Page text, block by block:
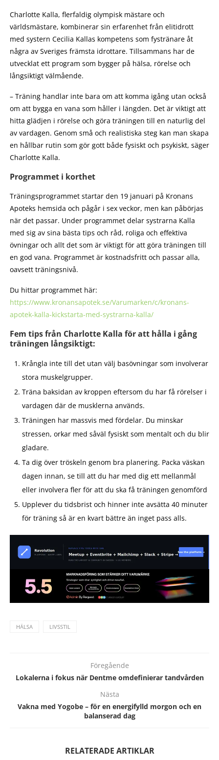
Charlotte Kalla, flerfaldig olympisk mästare och
världsmästare, kombinerar sin erfarenhet från elitidrott
med systern Cecilia Kallas kompetens som fystränare åt
några av Sveriges främsta idrottare. Tillsammans har de
utvecklat ett program som bygger på hälsa, rörelse och
långsiktigt välmående.
– Träning handlar inte bara om att komma igång utan också
om att bygga en vana som håller i längden. Det är viktigt att
hitta glädjen i rörelse och göra träningen till en naturlig del
av vardagen. Genom små och realistiska steg kan man skapa
en hållbar rutin som gör gott både fysiskt och psykiskt, säger
Charlotte Kalla.
Programmet i korthet
Träningsprogrammet startar den 19 januari på Kronans
Apoteks hemsida och pågår i sex veckor, men kan påbörjas
när det passar. Under programmet delar systrarna Kalla
med sig av sina bästa tips och råd, roliga och effektiva
övningar och allt det som är viktigt för att göra träningen till
en god vana. Programmet är kostnadsfritt och passar alla,
oavsett träningsnivå.
Du hittar programmet här:
https://www.kronansapotek.se/Varumarken/c/kronans-
apotek-kalla-kickstarta-med-systrarna-kalla/
Fem tips från Charlotte Kalla för att hålla i gång
träningen långsiktigt:
Krångla inte till det utan välj basövningar som involverar
stora muskelgrupper.
Träna baksidan av kroppen eftersom du har få rörelser i
vardagen där de musklerna används.
Träningen har massvis med fördelar. Du minskar
stressen, orkar med såväl fysiskt som mentalt och du blir
gladare.
Ta dig över tröskeln genom bra planering. Packa väskan
dagen innan, se till att du har med dig ett mellanmål
eller involvera fler för att du ska få träningen genomförd
Upplever du tidsbrist och hinner inte avsätta 40 minuter
för träning så är en kvart bättre än inget pass alls.
HÄLSA LIVSSTIL
Föregående
Lokalerna i fokus när Dentme omdefinierar tandvården
Nästa
Vakna med Yogobe – för en energifylld morgon och en
balanserad dag
RELATERADE ARTIKLAR